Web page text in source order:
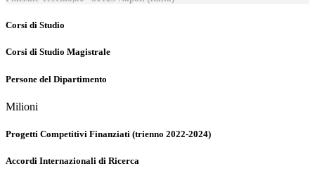
Corsi di Studio
Corsi di Studio Magistrale
Persone del Dipartimento
Milioni
Progetti Competitivi Finanziati (trienno 2022-2024)
Accordi Internazionali di Ricerca